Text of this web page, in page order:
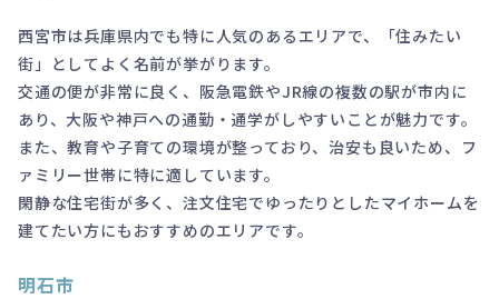
西宮市は兵庫県内でも特に人気のあるエリアで、「住みたい
街」としてよく名前が挙がります。
交通の便が非常に良く、阪急電鉄やJR線の複数の駅が市内に
あり、大阪や神戸への通勤・通学がしやすいことが魅力です。
また、教育や子育ての環境が整っており、治安も良いため、フ
ァミリー世帯に特に適しています。
閑静な住宅街が多く、注文住宅でゆったりとしたマイホームを
建てたい方にもおすすめのエリアです。
明石市